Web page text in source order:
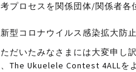
プロセスを関係団体/関係者
型コロナウイルス感染拡大防
だいたみなさまには大変申し
The Ukuelele Contest 4ALLを